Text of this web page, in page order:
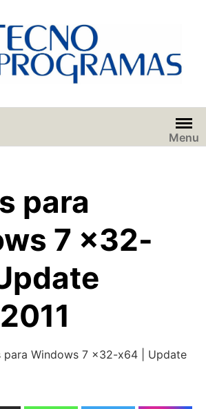
Menu
para
7 x32-
para Windows 7 x32-x64 | Update